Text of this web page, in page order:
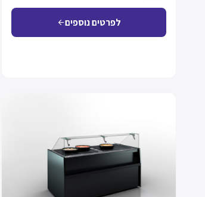
לפרטים נוספיםarrow_back